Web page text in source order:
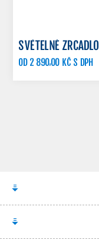
SVĚTELNÉ
OD 2 890,00 KČ S DPH